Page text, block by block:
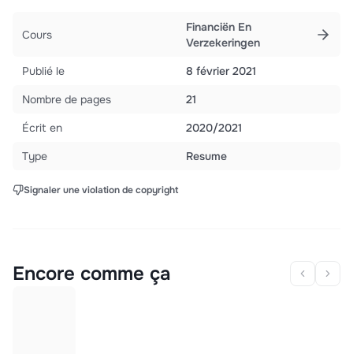
Cours
Financiën En
Verzekeringen
Publié le
8 février 2021
Nombre de pages
21
Écrit en
2020/2021
Type
Resume
Signaler une violation de copyright
Encore comme ça